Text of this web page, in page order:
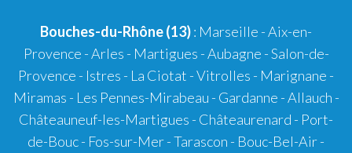
Bouches-du-Rhône (13): Marseille -Aix-en-
Provence -Arles - Martigues -Aubagne -Salon-de-
Provence - Istres - La Ciotat -Vitrolles - Marignane -
Miramas - Les Pennes-Mirabeau - Gardanne -Allauch -
Châteauneuf-les-Martigues - Châteaurenard - Port-
de-Bouc- Fos-sur-Mer-Tarascon - Bouc-Bel-Air-